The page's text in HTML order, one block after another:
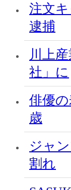
注文
逮捕
川上
社」に
俳優
歳
ジャ
割れ